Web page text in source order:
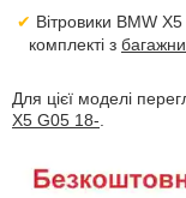
Вітровики BMW
комплекті з
Для цієї моделі
X5 G05 18-